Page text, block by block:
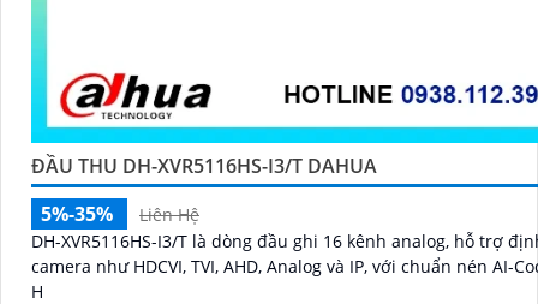
ĐẦU THU DH-XVR5116HS-I3/T DAHUA
5%-35%
Liên Hệ
DH-XVR5116HS-I3/T là dòng đầu ghi 16 kênh analog, hỗ trợ
camera như HDCVI, TVI, AHD, Analog và IP, với chuẩn nén AI-
H